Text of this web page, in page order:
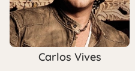
Carlos Vives